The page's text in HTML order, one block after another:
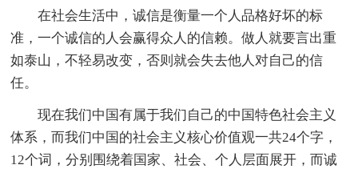
在社会生活中，诚信是衡量一个人品格好坏的标
准，一个诚信的人会赢得众人的信赖。做人就要言出重
如泰山，不轻易改变，否则就会失去他人对自己的信
任。
现在我们中国有属于我们自己的中国特色社会主义
体系，而我们中国的社会主义核心价值观一共24个字，
12个词，分别围绕着国家、社会、个人层面展开，而诚